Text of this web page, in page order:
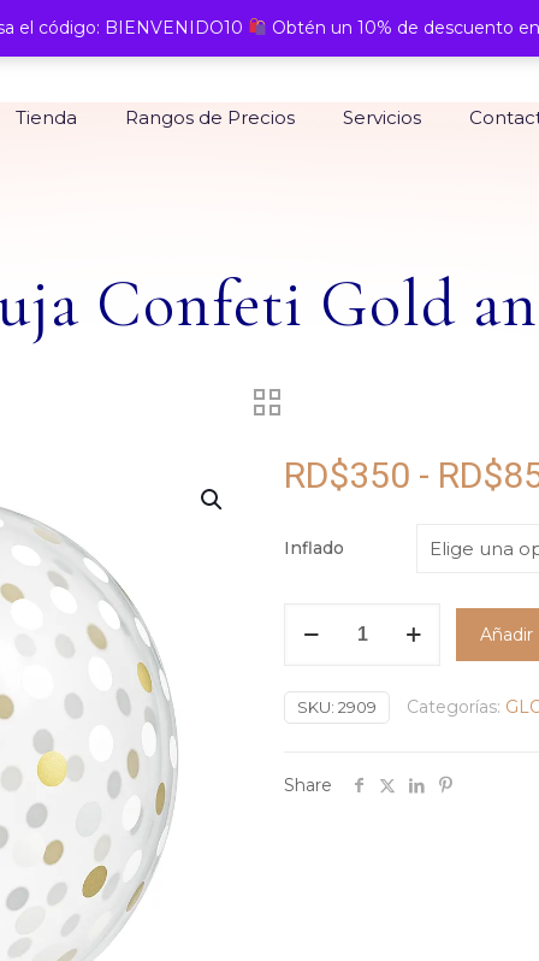
Tienda Rangos de Precios Servicios
Confeti Gold
RD$350 - RD$
Inflado
Gold
#18
Añadir
SKU: 2909 Categorías:
Share
el código: BIENVENIDO10 Obtén un 10% de descuento